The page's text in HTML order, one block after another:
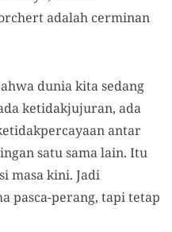
adalah cerminan
dunia kita sedang
ketidakjujuran, ada
antar
satu sama lain. Itu
masa kini. Jadi
pasca-perang, tapi tetap